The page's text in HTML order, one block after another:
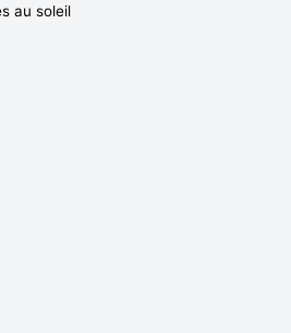
au soleil